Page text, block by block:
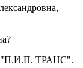
?
ТРАНС".